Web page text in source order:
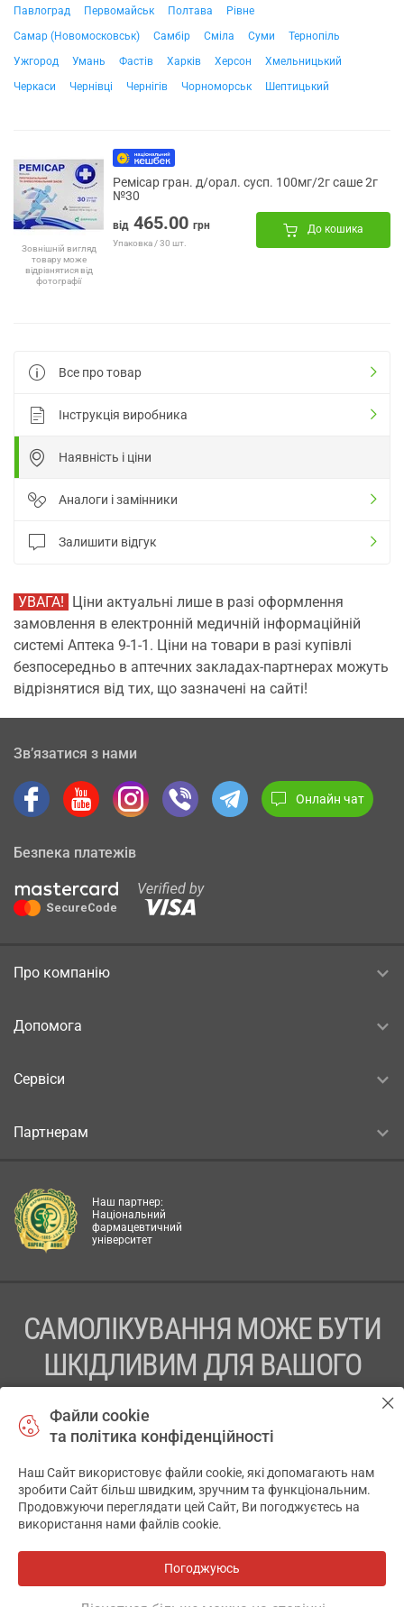
Павлоград
Первомайськ Полтава
Рівне
Самар (Новомосковськ)
Самбір Сміла Суми
Тернопіль
Ужгород
Умань Фастів Харків Херсон
Хмельницький
Черкаси
Чернівці Чернігів Чорноморськ Шептицький
Зовнішній вигляд
товару може
відрізнятися від
фотографії
Ремісар гран. д/орал. сусп. 100мг/2г саше 2г
№30
від 465.00 грн
Упаковка / 30 шт.
До кошика
Все про товар
Інструкція виробника
Наявність і ціни
Аналоги і замінники
Залишити відгук
УВАГА! Ціни актуальні лише в разі оформлення
замовлення в електронній медичній інформаційній
системі Аптека 9-1-1. Ціни на товари в разі купівлі
безпосередньо в аптечних закладах-партнерах можуть
відрізнятися від тих, що зазначені на сайті!
Зв’язатися з нами
Онлайн чат
Безпека платежів
Про компанію
Допомога
Сервіси
Партнерам
Наш партнер:
Національний
фармацевтичний
університет
САМОЛІКУВАННЯ МОЖЕ БУТИ
ШКІДЛИВИМ ДЛЯ ВАШОГО
ПЕРЕД ЗАСТОСУВАННЯМ ПРЕПАРАТУ ПРОКОНСУЛЬТУЙТЕСЬ
ТОВ «АПТЕКА 911.ЮА» Код ЄДРПОУ 43631965.
Відмова від відповідальності
© 2014-2026. Медична інформаційна система АПТЕКА911.ЮА
Файли cookie
та політика конфіденційності
Наш Сайт використовує файли cookie, які допомагають нам
зробити Сайт більш швидким, зручним та функціональним.
Продовжуючи переглядати цей Сайт, Ви погоджуєтесь на
використання нами файлів cookie.
Погоджуюсь
✕